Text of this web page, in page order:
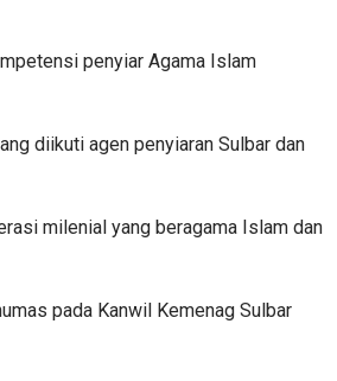
penyiar Agama Islam
diikuti agen penyiaran Sulbar dan
milenial yang beragama Islam dan
pada Kanwil Kemenag Sulbar